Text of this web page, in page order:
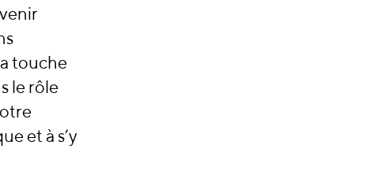
touche
le rôle
et à s’y